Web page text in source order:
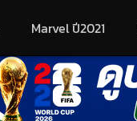
Marvel ปี2021